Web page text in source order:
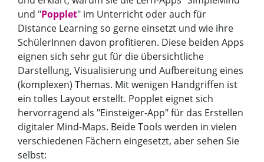
und "Popplet​​​​​​​" im Unterricht oder auch für
Distance Learning so gerne einsetzt und wie ihre
SchülerInnen davon profitieren. Diese beiden Apps
eignen sich sehr gut für die übersichtliche
Darstellung, Visualisierung und Aufbereitung eines
(komplexen) Themas. Mit wenigen Handgriffen ist
ein tolles Layout erstellt. Popplet eignet sich
hervorragend als "Einsteiger-App" für das Erstellen
digitaler Mind-Maps. Beide Tools werden in vielen
verschiedenen Fächern eingesetzt, aber sehen Sie
selbst: